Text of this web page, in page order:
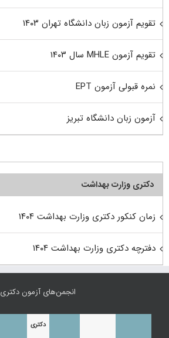
تقویم آزمون زبان دانشگاه تهران ۱۴۰۳
تقویم آزمون MHLE سال ۱۴۰۳
نمره قبولی آزمون EPT
آزمون زبان دانشگاه تبریز
دکتری وزارت بهداشت
زمان کنکور دکتری وزارت بهداشت ۱۴۰۴
دفترچه دکتری وزارت بهداشت ۱۴۰۴
انجمن‌های آزمون دکتری
دکتری